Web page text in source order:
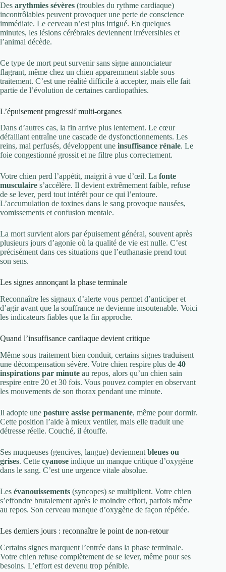
Des arythmies sévères (troubles du rythme cardiaque)
incontrôlables peuvent provoquer une perte de conscience
immédiate. Le cerveau n’est plus irrigué. En quelques
minutes, les lésions cérébrales deviennent irréversibles et
l’animal décède.
Ce type de mort peut survenir sans signe annonciateur
flagrant, même chez un chien apparemment stable sous
traitement. C’est une réalité difficile à accepter, mais elle fait
partie de l’évolution de certaines cardiopathies.
L’épuisement progressif multi-organes
Dans d’autres cas, la fin arrive plus lentement. Le cœur
défaillant entraîne une cascade de dysfonctionnements. Les
reins, mal perfusés, développent une insuffisance rénale. Le
foie congestionné grossit et ne filtre plus correctement.
Votre chien perd l’appétit, maigrit à vue d’œil. La fonte
musculaire s’accélère. Il devient extrêmement faible, refuse
de se lever, perd tout intérêt pour ce qui l’entoure.
L’accumulation de toxines dans le sang provoque nausées,
vomissements et confusion mentale.
La mort survient alors par épuisement général, souvent après
plusieurs jours d’agonie où la qualité de vie est nulle. C’est
précisément dans ces situations que l’euthanasie prend tout
son sens.
Les signes annonçant la phase terminale
Reconnaître les signaux d’alerte vous permet d’anticiper et
d’agir avant que la souffrance ne devienne insoutenable. Voici
les indicateurs fiables que la fin approche.
Quand l’insuffisance cardiaque devient critique
Même sous traitement bien conduit, certains signes traduisent
une décompensation sévère. Votre chien respire plus de 40
inspirations par minute au repos, alors qu’un chien sain
respire entre 20 et 30 fois. Vous pouvez compter en observant
les mouvements de son thorax pendant une minute.
Il adopte une posture assise permanente, même pour dormir.
Cette position l’aide à mieux ventiler, mais elle traduit une
détresse réelle. Couché, il étouffe.
Ses muqueuses (gencives, langue) deviennent bleues ou
grises. Cette cyanose indique un manque critique d’oxygène
dans le sang. C’est une urgence vitale absolue.
Les évanouissements (syncopes) se multiplient. Votre chien
s’effondre brutalement après le moindre effort, parfois même
au repos. Son cerveau manque d’oxygène de façon répétée.
Les derniers jours : reconnaître le point de non-retour
Certains signes marquent l’entrée dans la phase terminale.
Votre chien refuse complètement de se lever, même pour ses
besoins. L’effort est devenu trop pénible.